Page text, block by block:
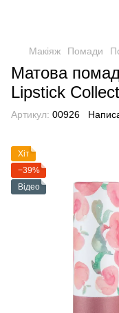
Макіяж Помади
Матова
Lipstick
Артикул: 00926
Хіт
−39%
Відео